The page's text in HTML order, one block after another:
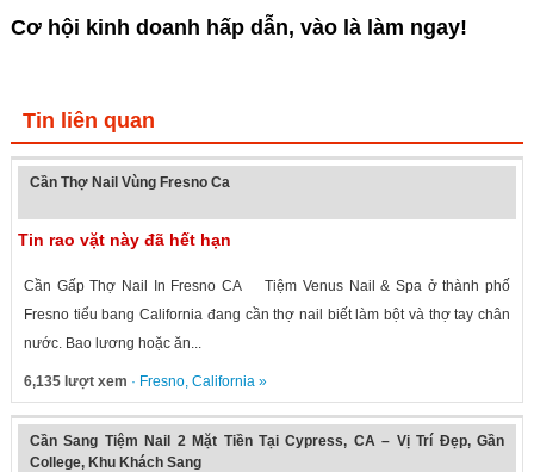
Cơ hội kinh doanh hấp dẫn, vào là làm ngay!
Tin liên quan
Cần Thợ Nail Vùng Fresno Ca
Tin rao vặt này đã hết hạn
Cần Gấp Thợ Nail In Fresno CA Tiệm Venus Nail & Spa ở thành phố
Fresno tiểu bang California đang cần thợ nail biết làm bột và thợ tay chân
nước. Bao lương hoặc ăn...
6,135 lượt xem · Fresno, California»
Cần Sang Tiệm Nail 2 Mặt Tiền Tại Cypress, CA – Vị Trí Đẹp, Gần
College, Khu Khách Sang